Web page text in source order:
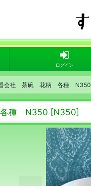
ログイン
器会社 茶碗 花柄 各種 N350
各種 N350 [N350]